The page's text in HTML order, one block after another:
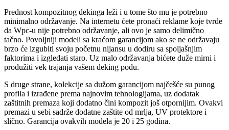
Prednost kompozitnog dekinga leži i u tome što mu je potrebno
minimalno održavanje. Na internetu ćete pronaći reklame koje tvrde
da Wpc-u nije potrebno održavanje, ali ovo je samo delimično
tačno. Povoljniji modeli sa kraćom garancijom ako se ne održavaju
brzo će izgubiti svoju početnu nijansu u dodiru sa spoljašnjim
faktorima i izgledati staro. Uz malo održavanja bićete duže mirni i
produžiti vek trajanja vašem deking podu.
S druge strane, kolekcije sa dužom garancijom najčešće su punog
profila i izrađene prema najnovim tehnologijama, uz dodatak
zaštitnih premaza koji dodatno čini kompozit još otpornijim. Ovakvi
premazi u sebi sadrže dodatne zaštite od mrlja, UV protektore i
slično. Garancija ovakvih modela je 20 i 25 godina.